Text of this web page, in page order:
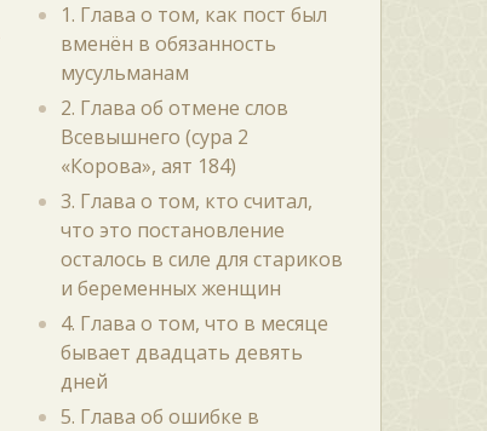
1. Глава о том, как пост был
вменён в обязанность
мусульманам
2. Глава об отмене слов
Всевышнего (сура 2
«Корова», аят 184)
3. Глава о том, кто считал,
что это постановление
осталось в силе для стариков
и беременных женщин
4. Глава о том, что в месяце
бывает двадцать девять
дней
5. Глава об ошибке в